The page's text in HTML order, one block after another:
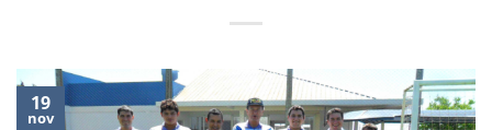
19
nov